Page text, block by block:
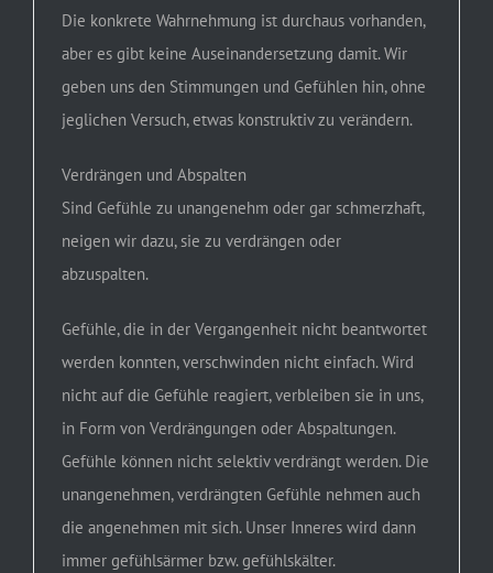
Die konkrete Wahrnehmung ist durchaus vorhanden,
aber es gibt keine Auseinandersetzung damit. Wir
geben uns den Stimmungen und Gefühlen hin, ohne
jeglichen Versuch, etwas konstruktiv zu verändern.
Verdrängen und Abspalten
Sind Gefühle zu unangenehm oder gar schmerzhaft,
neigen wir dazu, sie zu verdrängen oder
abzuspalten.
Gefühle, die in der Vergangenheit nicht beantwortet
werden konnten, verschwinden nicht einfach. Wird
nicht auf die Gefühle reagiert, verbleiben sie in uns,
in Form von Verdrängungen oder Abspaltungen.
Gefühle können nicht selektiv verdrängt werden. Die
unangenehmen, verdrängten Gefühle nehmen auch
die angenehmen mit sich. Unser Inneres wird dann
immer gefühlsärmer bzw. gefühlskälter.